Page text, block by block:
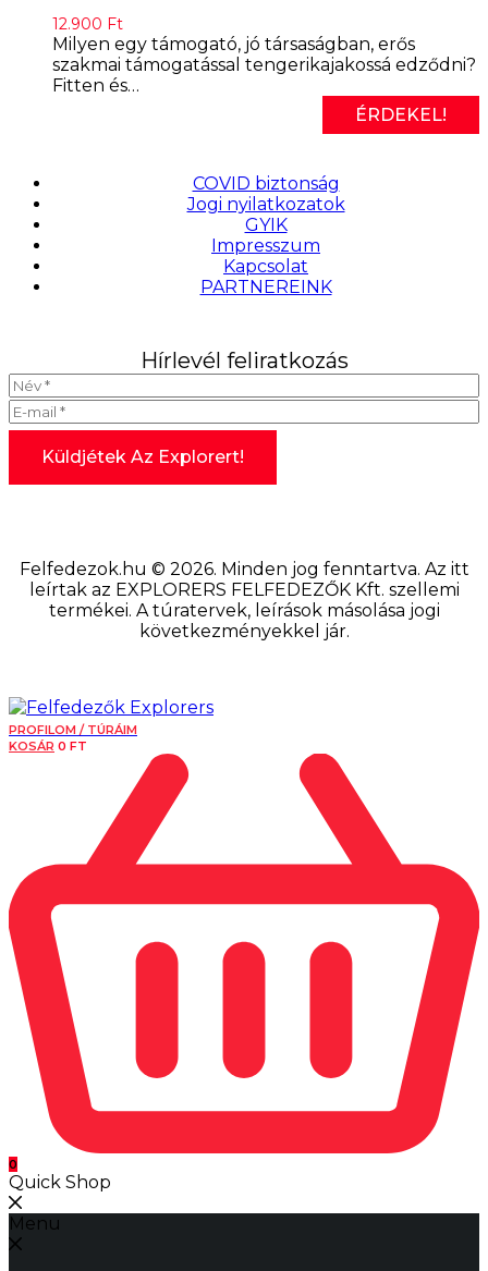
12.900 Ft
Milyen egy támogató, jó társaságban, erős
szakmai támogatással tengerikajakossá edződni?
Fitten és…
ÉRDEKEL!
COVID biztonság
Jogi nyilatkozatok
GYIK
Impresszum
Kapcsolat
PARTNEREINK
Hírlevél feliratkozás
Felfedezok.hu © 2026. Minden jog fenntartva. Az itt
leírtak az EXPLORERS FELFEDEZŐK Kft. szellemi
termékei. A túratervek, leírások másolása jogi
következményekkel jár.
PROFILOM / TÚRÁIM
KOSÁR 0 FT
0
Quick Shop
Menu